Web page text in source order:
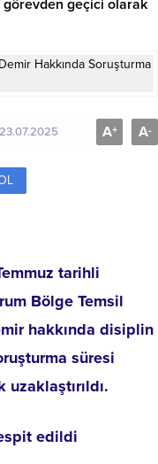
görevden geçici olarak
23.07.2025 A+ A-
tarihli
Bölge Temsil
hakkında disiplin
süresi
edildi